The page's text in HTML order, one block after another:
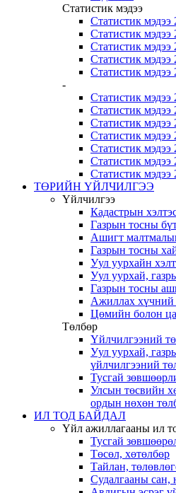
Статистик мэдээ
Статистик мэдээ
Статистик мэдээ
Статистик мэдээ
Статистик мэдээ
Статистик мэдээ
-
Статистик мэдээ
Статистик мэдээ
Статистик мэдээ
Статистик мэдээ
Статистик мэдээ
Статистик мэдээ
Статистик мэдээ
ТӨРИЙН ҮЙЛЧИЛГЭЭ
Үйлчилгээ
Кадастрын
Газрын тосны
Ашигт
Газрын тосны
Уул уурхайн
Уул уурхай,
Газрын тосны
Ажиллах хүчний
Цөмийн болон
Төлбөр
Үйлчилгээний
Уул уурхай,
үйлчилгээний
Тусгай
Улсын төсвийн
ордын нөхөн
ИЛ ТОД БАЙДАЛ
Үйл ажиллагааны ил
Тусгай
Төсөл, хөтөлбөр
Тайлан,
Судалгааны сан,